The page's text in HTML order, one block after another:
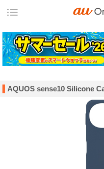
AQUOS sense10 Silicone